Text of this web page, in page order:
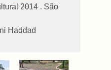
2014 . São
Haddad